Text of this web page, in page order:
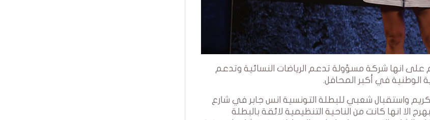
انها شركة مسؤولة تدعم الرياضات النسائية وتدعم
الوطنية في أكبر المحافل.
واستقبال شعبي للبطلة التونسية انس جابر في شارع
الا انها كانت من الناحية التنظيمية لائقة بالبطلة